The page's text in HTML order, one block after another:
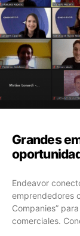
Grandes
Endeavor
emprendedores
Companies”
comerciales.